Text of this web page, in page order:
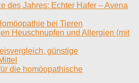
des Jahres: Echter Hafer – Avena
bei Tieren
Heuschnupfen und Allergien (mit
günstige
die homöopathische